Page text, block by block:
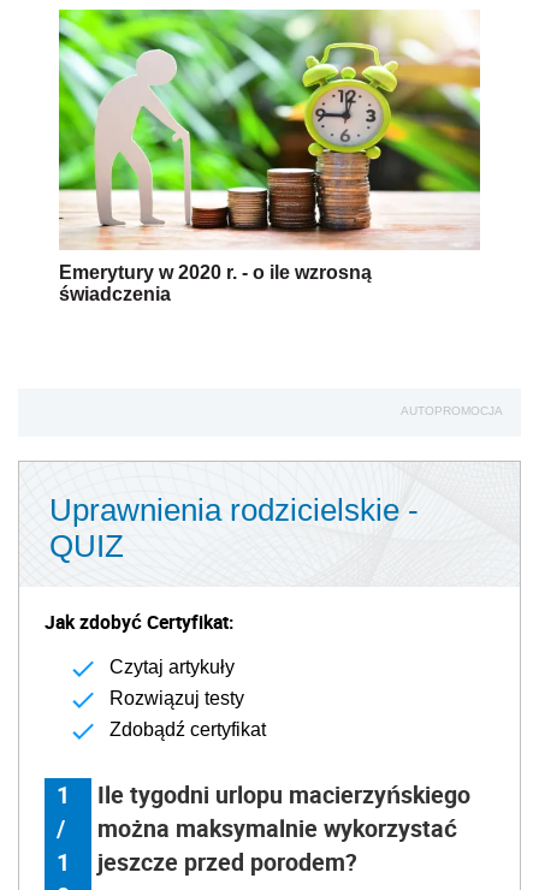
Emerytury w 2020 r. - o ile wzrosną
świadczenia
AUTOPROMOCJA
Uprawnienia rodzicielskie -
QUIZ
Jak zdobyć Certyfikat:
Czytaj artykuły
Rozwiązuj testy
Zdobądź certyfikat
1
/
1
Ile tygodni urlopu macierzyńskiego
można maksymalnie wykorzystać
jeszcze przed porodem?